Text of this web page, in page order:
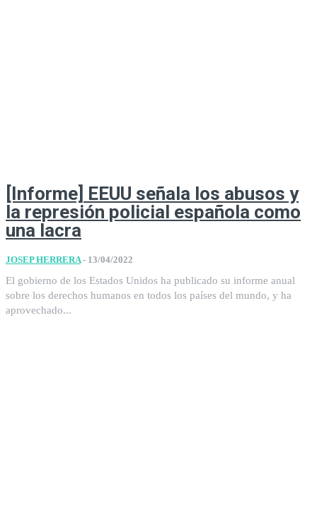
[Informe] EEUU señala los abusos y
la represión policial española como
una lacra
JOSEP HERRERA - 13/04/2022
El gobierno de los Estados Unidos ha publicado su informe anual
sobre los derechos humanos en todos los países del mundo, y ha
aprovechado...